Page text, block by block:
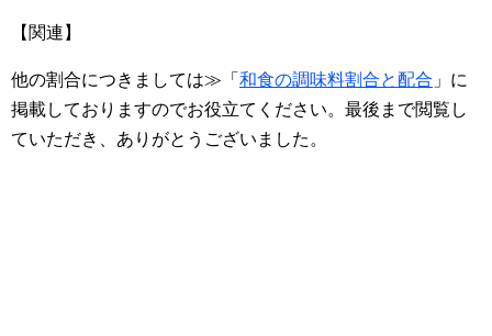
【関連】
他の割合につきましては≫「 和食の調味料割合と配合 」に
掲載しておりますのでお役立てください。最後まで閲覧し
ていただき、ありがとうございました。